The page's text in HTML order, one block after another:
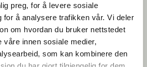
preg, for å levere sosiale
for å analysere trafikken vår. Vi deler
om hvordan du bruker nettstedet
våre innen sosiale medier,
som kan kombinere den